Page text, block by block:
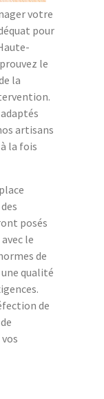
votre
pour
le
la
artisans
la fois
posés
le
de
qualité
de